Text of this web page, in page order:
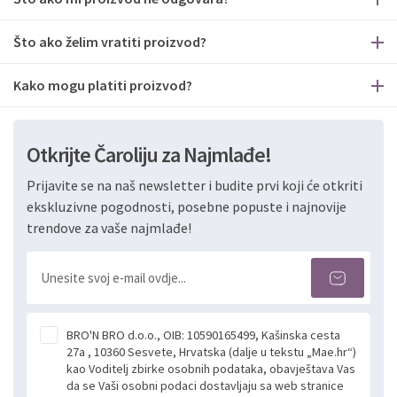
Što ako želim vratiti proizvod?
Kako mogu platiti proizvod?
Otkrijte Čaroliju za Najmlađe!
Prijavite se na naš newsletter i budite prvi koji će otkriti
ekskluzivne pogodnosti, posebne popuste i najnovije
trendove za vaše najmlađe!
BRO'N BRO d.o.o., OIB: 10590165499, Kašinska cesta
27a , 10360 Sesvete, Hrvatska (dalje u tekstu „Mae.hr“)
kao Voditelj zbirke osobnih podataka, obavještava Vas
da se Vaši osobni podaci dostavljaju sa web stranice